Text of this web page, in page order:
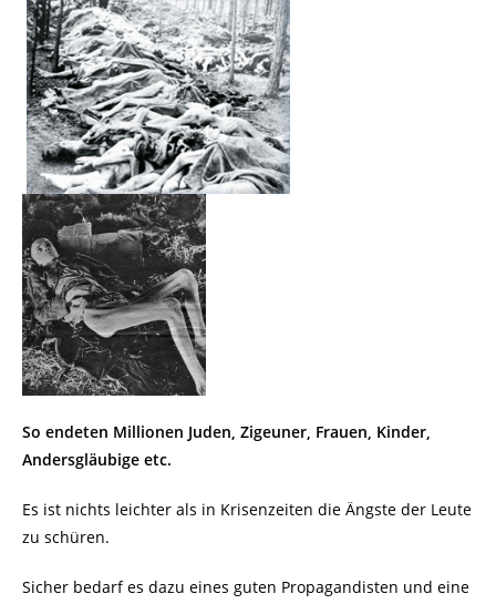
So endeten Millionen Juden, Zigeuner, Frauen, Kinder,
Andersgläubige etc.
Es ist nichts leichter als in Krisenzeiten die Ängste der Leute
zu schüren.
Sicher bedarf es dazu eines guten Propagandisten und eine